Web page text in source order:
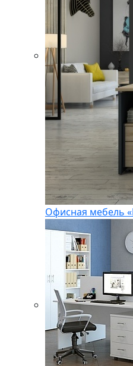
Офисная мебель